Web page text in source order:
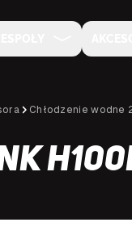
Chłodzenie wodne
H100i